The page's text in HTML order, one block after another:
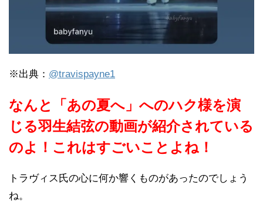
※出典： @travispayne1
なんと「あの夏へ」へのハク様を演
じる羽生結弦の動画が紹介されている
のよ！これはすごいことよね！
トラヴィス氏の心に何か響くものがあったのでしょう
ね。